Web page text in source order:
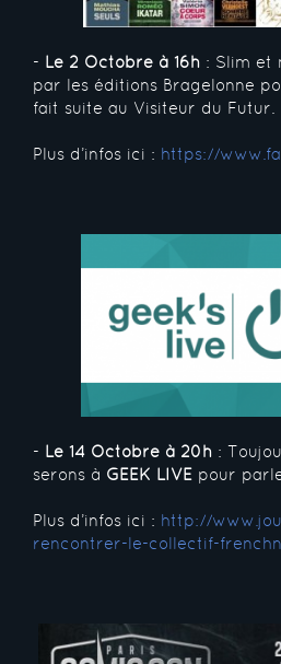
- Le 2 Octobre à 16h : Slim et
par les éditions Bragelonne
fait suite au Visiteur du Futur.
Plus d’infos ici : https://
- Le 14 Octobre à 20h :
serons à GEEK LIVE pour
Plus d’infos ici : http://
rencontrer-le-collectif-